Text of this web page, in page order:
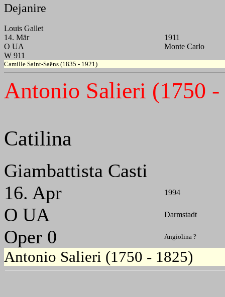
Dejanire
Louis Gallet
14. Mär
1911
O UA
Monte Carlo
W 911
Camille Saint-Saëns (1835 - 1921)
Antonio Salieri (1750 -
Catilina
Giambattista Casti
16. Apr
1994
O UA Darmstadt
Oper 0 Angiolina ?
Antonio Salieri (1750 - 1825)